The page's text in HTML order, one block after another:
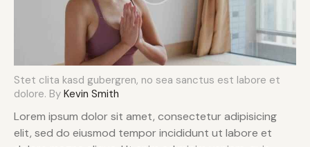
Stet clita kasd gubergren, no sea sanctus est labore et
dolore. By Kevin Smith
Lorem ipsum dolor sit amet, consectetur adipisicing
elit, sed do eiusmod tempor incididunt ut labore et